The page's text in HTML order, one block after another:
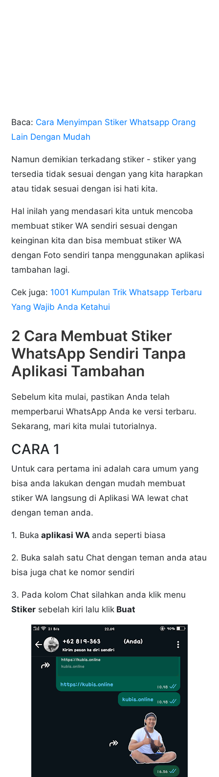
Baca: Cara Menyimpan Stiker Whatsapp Orang
Lain Dengan Mudah
Namun demikian terkadang stiker - stiker yang
tersedia tidak sesuai dengan yang kita harapkan
atau tidak sesuai dengan isi hati kita.
Hal inilah yang mendasari kita untuk mencoba
membuat stiker WA sendiri sesuai dengan
keinginan kita dan bisa membuat stiker WA
dengan Foto sendiri tanpa menggunakan aplikasi
tambahan lagi.
Cek juga: 1001 Kumpulan Trik Whatsapp Terbaru
Yang Wajib Anda Ketahui
2 Cara Membuat Stiker
WhatsApp Sendiri Tanpa
Aplikasi Tambahan
Sebelum kita mulai, pastikan Anda telah
memperbarui WhatsApp Anda ke versi terbaru.
Sekarang, mari kita mulai tutorialnya.
CARA 1
Untuk cara pertama ini adalah cara umum yang
bisa anda lakukan dengan mudah membuat
stiker WA langsung di Aplikasi WA lewat chat
dengan teman anda.
1. Buka aplikasi WA anda seperti biasa
2. Buka salah satu Chat dengan teman anda atau
bisa juga chat ke nomor sendiri
3. Pada kolom Chat silahkan anda klik menu
Stiker sebelah kiri lalu klik Buat